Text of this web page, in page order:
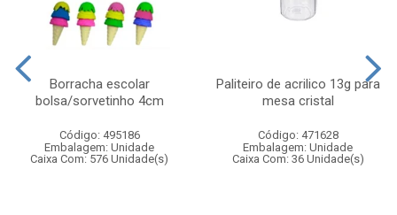
Borracha escolar
bolsa/sorvetinho 4cm
Código: 495186
Embalagem: Unidade
Caixa Com: 576 Unidade(s)
Paliteiro de acrilico 13g para
mesa cristal
Código: 471628
Embalagem: Unidade
Caixa Com: 36 Unidade(s)